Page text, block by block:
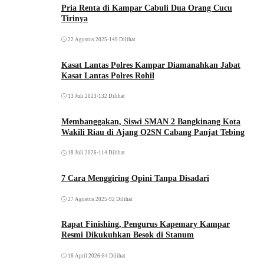
Pria Renta di Kampar Cabuli Dua Orang Cucu
Tirinya
22 Agustus 2025 •149 Dilihat
Kasat Lantas Polres Kampar Diamanahkan Jabat
Kasat Lantas Polres Rohil
13 Juli 2023 •132 Dilihat
Membanggakan, Siswi SMAN 2 Bangkinang Kota
Wakili Riau di Ajang O2SN Cabang Panjat Tebing
18 Juli 2026•114 Dilihat
7 Cara Menggiring Opini Tanpa Disadari
27 Agustus 2025 •92 Dilihat
Rapat Finishing, Pengurus Kapemary Kampar
Resmi Dikukuhkan Besok di Stanum
16 April 2026•84 Dilihat